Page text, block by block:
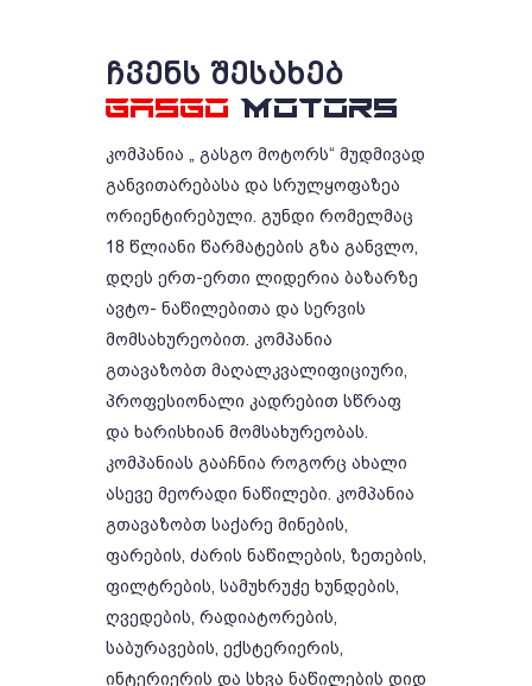
ᲩᲕᲔᲜᲡ ᲨᲔᲡᲐᲮᲔᲑ
GASGO MOTORS
კომპანია „ გასგო მოტორს“ მუდმივად
განვითარებასა და სრულყოფაზეა
ორიენტირებული. გუნდი რომელმაც
18 წლიანი წარმატების გზა განვლო,
დღეს ერთ-ერთი ლიდერია ბაზარზე
ავტო- ნაწილებითა და სერვის
მომსახურეობით. კომპანია
გთავაზობთ მაღალკვალიფიციური,
პროფესიონალი კადრებით სწრაფ
და ხარისხიან მომსახურეობას.
კომპანიას გააჩნია როგორც ახალი
ასევე მეორადი ნაწილები. კომპანია
გთავაზობთ საქარე მინების,
ფარების, ძარის ნაწილების, ზეთების,
ფილტრების, სამუხრუჭე ხუნდების,
ღვედების, რადიატორების,
საბურავების, ექსტერიერის,
ინტერიერის და სხვა ნაწილების დიდ